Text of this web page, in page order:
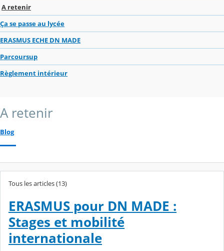
A retenir
Ça se passe au lycée
ERASMUS ECHE DN MADE
Parcoursup
Règlement intérieur
A retenir
Blog
Tous les articles (13)
ERASMUS pour DN MADE :
Stages et mobilité
internationale